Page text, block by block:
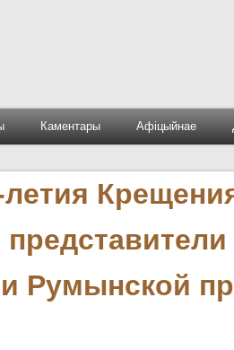
Каментары Афіцыйнае
Румынской